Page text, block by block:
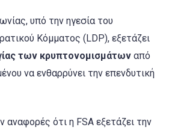
υπό την ηγεσία του
Κόμματος (LDP), εξετάζει
των κρυπτονομισμάτων από
να ενθαρρύνει την επενδυτική
αναφορές ότι η FSA εξετάζει την